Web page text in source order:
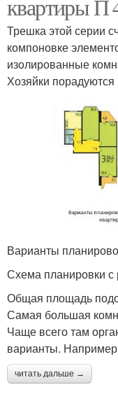
квартиры П
Трешка этой серии
компоновке
изолированные
Хозяйки порадуются
Варианты
Схема планировки
Общая площадь
Самая большая
Чаще всего там
варианты.
читать дальше →